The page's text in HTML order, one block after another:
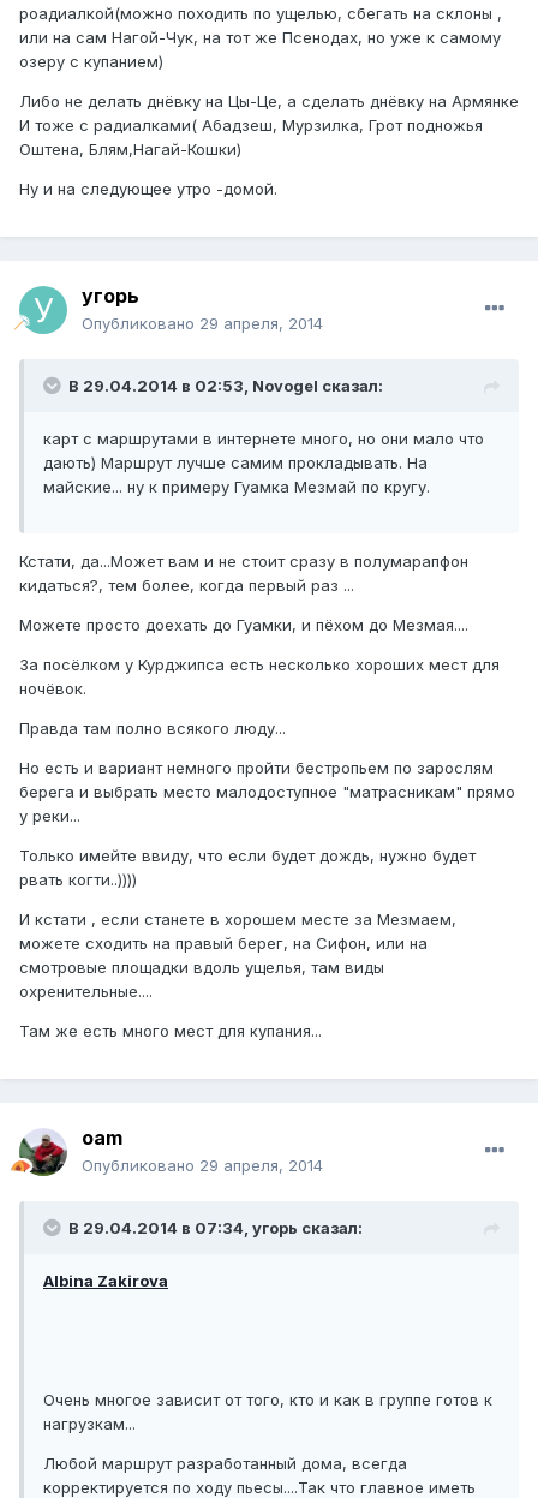
роадиалкой(можно походить по ущелью, сбегать на склоны ,
или на сам Нагой-Чук, на тот же Псенодах, но уже к самому
озеру с купанием)
Либо не делать днёвку на Цы-Це, а сделать днёвку на Армянке
И тоже с радиалками( Абадзеш, Мурзилка, Грот подножья
Оштена, Блям,Нагай-Кошки)
Ну и на следующее утро -домой.
угорь
Опубликовано 29 апреля, 2014
В 29.04.2014 в 02:53, Novogel сказал:
карт с маршрутами в интернете много, но они мало что
дають) Маршрут лучше самим прокладывать. На
майские... ну к примеру Гуамка Мезмай по кругу.
Кстати, да...Может вам и не стоит сразу в полумарапфон
кидаться?, тем более, когда первый раз ...
Можете просто доехать до Гуамки, и пёхом до Мезмая....
За посёлком у Курджипса есть несколько хороших мест для
ночёвок.
Правда там полно всякого люду...
Но есть и вариант немного пройти бестропьем по зарослям
берега и выбрать место малодоступное "матрасникам" прямо
у реки...
Только имейте ввиду, что если будет дождь, нужно будет
рвать когти..))))
И кстати , если станете в хорошем месте за Мезмаем,
можете сходить на правый берег, на Сифон, или на
смотровые площадки вдоль ущелья, там виды
охренительные....
Там же есть много мест для купания...
oam
Опубликовано 29 апреля, 2014
В 29.04.2014 в 07:34, угорь сказал:
Albina Zakirova
Очень многое зависит от того, кто и как в группе готов к
нагрузкам...
Любой маршрут разработанный дома, всегда
корректируется по ходу пьесы....Так что главное иметь